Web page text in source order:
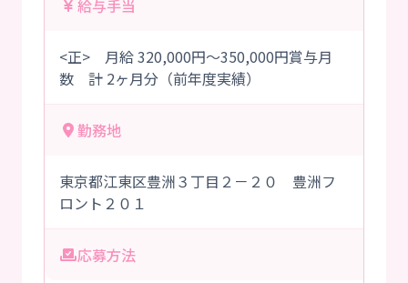
給与手当
<正> 月給 320,000円～350,000円賞与月
数 計 2ヶ月分（前年度実績）
勤務地
東京都江東区豊洲３丁目２－２０ 豊洲フ
ロント２０１
応募方法